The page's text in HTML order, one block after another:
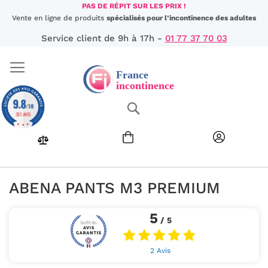
Aller
au
PAS DE RÉPIT SUR LES PRIX !
Vente en ligne de produits spécialisés pour l’incontinence des adultes
Service client de 9h à 17h - 01 77 37 70 03
ABENA PANTS M3 PREMIUM
5 / 5
2 Avis
9.8/10
351 AVIS